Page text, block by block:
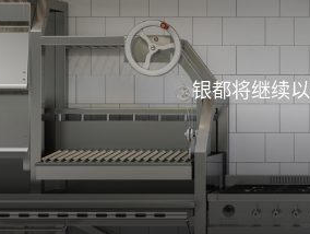
银都将继续